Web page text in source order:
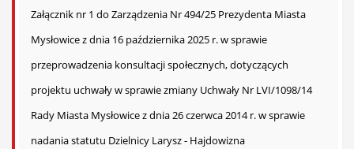
Załącznik nr 1 do Zarządzenia Nr 494/25 Prezydenta Miasta
Mysłowice z dnia 16 października 2025 r. w sprawie
przeprowadzenia konsultacji społecznych, dotyczących
projektu uchwały w sprawie zmiany Uchwały Nr LVI/1098/14
Rady Miasta Mysłowice z dnia 26 czerwca 2014 r. w sprawie
nadania statutu Dzielnicy Larysz - Hajdowizna